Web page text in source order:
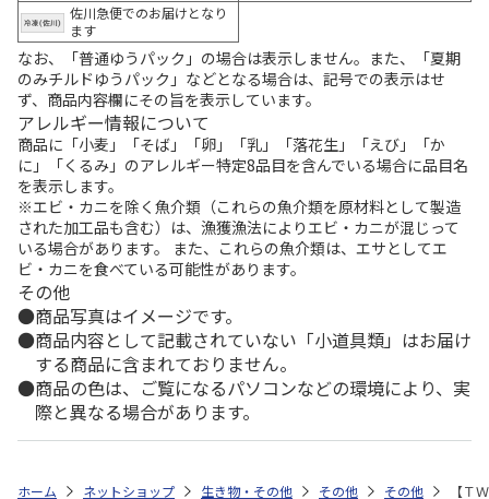
佐川急便でのお届けとなり
ます
なお、「普通ゆうパック」の場合は表示しません。また、「夏期
のみチルドゆうパック」などとなる場合は、記号での表示はせ
ず、商品内容欄にその旨を表示しています。
アレルギー情報について
商品に「小麦」「そば」「卵」「乳」「落花生」「えび」「か
に」「くるみ」のアレルギー特定8品目を含んでいる場合に品目名
を表示します。
※エビ・カニを除く魚介類（これらの魚介類を原材料として製造
された加工品も含む）は、漁獲漁法によりエビ・カニが混じって
いる場合があります。 また、これらの魚介類は、エサとしてエ
ビ・カニを食べている可能性があります。
その他
商品写真はイメージです。
商品内容として記載されていない「小道具類」はお届け
する商品に含まれておりません。
商品の色は、ご覧になるパソコンなどの環境により、実
際と異なる場合があります。
ホーム ネットショップ 生き物・その他 その他 その他 【Ｔ